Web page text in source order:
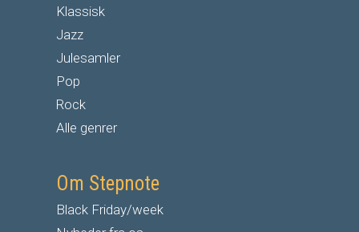
Klassisk
Jazz
Julesamler
Pop
Rock
Alle genrer
Om Stepnote
Black Friday/week